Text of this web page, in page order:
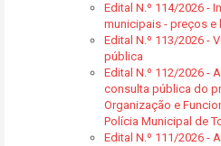
Edital N.º 114/2026 -
municipais - preços e
Edital N.º 113/2026 -
pública
Edital N.º 112/2026 -
consulta pública do
Organização e
Polícia Municipal de
Edital N.º 111/2026 -